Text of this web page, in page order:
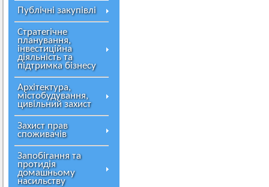
Публічні закупівлі
Стратегічне
планування,
інвестиційна
діяльність та
підтримка бізнесу
Архітектура,
містобудування,
цивільний захист
Захист прав
споживачів
Запобігання та
протидія
домашньому
насильству